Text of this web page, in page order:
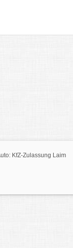
KfZ-Zulassung Laim